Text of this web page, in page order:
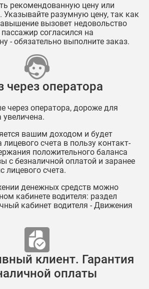
рекомендованную цену или
разумную цену, так как
вызовет недовольство
согласился на
- обязательно выполните заказ.
через оператора
через оператора, дороже для
увеличена.
вашим доходом и будет
лицевого счета в пользу контакт-
положительного баланса
с безналичной оплатой и заранее
лицевого счета.
денежных средств можно
кабинете водителя: раздел
кабинет водителя - Движения
клиент. Гарантия
оплаты